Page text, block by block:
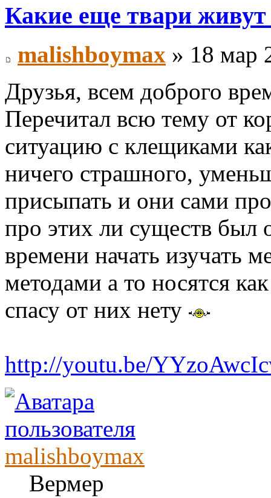
Какие еще твари
malishboymax » 18 мар
Друзья, всем доброго
Перечитал всю тему от
ситуацию с клещиками
ничего страшного,
присыпать и они сами
про этих ли существ был
времени начать изучать
методами а то носятся
спасу от них нету
http://youtu.be/
malishboymax
Вермер